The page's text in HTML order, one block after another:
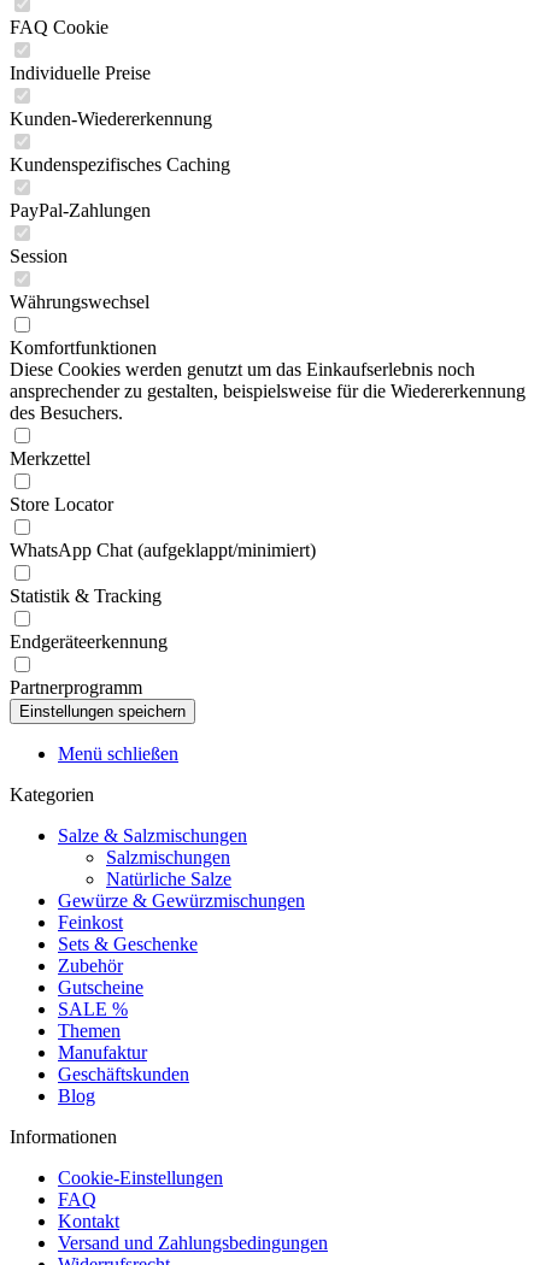
FAQ Cookie
Individuelle Preise
Kunden-Wiedererkennung
Kundenspezifisches Caching
PayPal-Zahlungen
Session
Währungswechsel
Komfortfunktionen
Diese Cookies werden genutzt um das Einkaufserlebnis noch
ansprechender zu gestalten, beispielsweise für die Wiedererkennung
des Besuchers.
Merkzettel
Store Locator
WhatsApp Chat (aufgeklappt/minimiert)
Statistik & Tracking
Endgeräteerkennung
Partnerprogramm
Menü schließen
Kategorien
Salze & Salzmischungen
Salzmischungen
Natürliche Salze
Gewürze & Gewürzmischungen
Feinkost
Sets & Geschenke
Zubehör
Gutscheine
SALE %
Themen
Manufaktur
Geschäftskunden
Blog
Informationen
Cookie-Einstellungen
FAQ
Kontakt
Versand und Zahlungsbedingungen